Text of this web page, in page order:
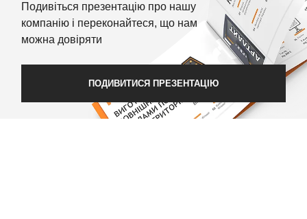
Подивіться презентацію про нашу
компанію і переконайтеся, що нам
можна довіряти
ПОДИВИТИСЯ ПРЕЗЕНТАЦІЮ